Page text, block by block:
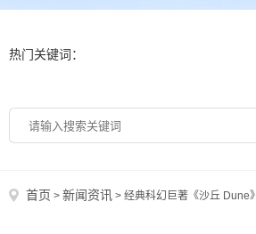
热门关键词：
首页 > 新闻资讯 > 经典科幻巨著《沙丘 Dune》